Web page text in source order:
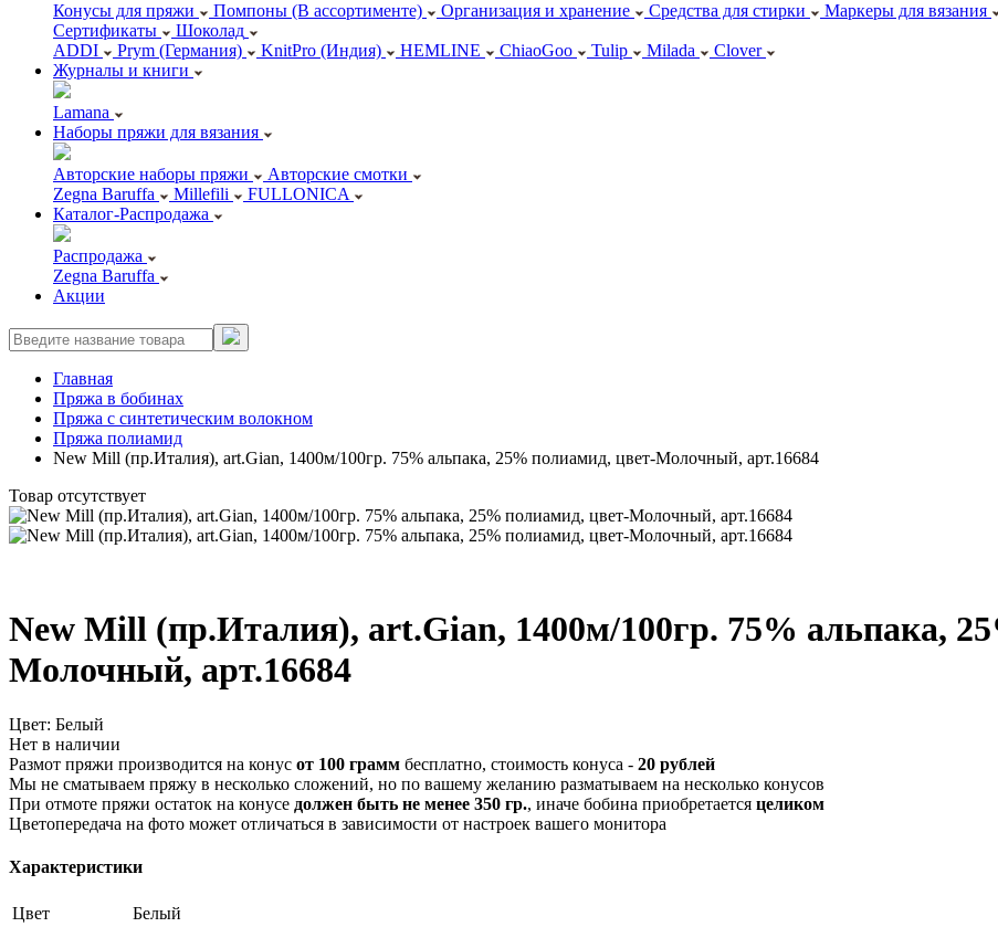
Конусы для пряжи Помпоны (В ассортименте) Организация и хранение Средства для стирки Маркеры для вязания
Сертификаты
Шоколад
ADDI
Prym (Германия) KnitPro (Индия) HEMLINE ChiaoGoo Tulip Milada
Clover
Журналы и книги
Lamana
Наборы пряжи для вязания
Авторские наборы пряжи
Авторские смотки
Zegna Baruffa
Millefili
FULLONICA
Каталог-Распродажа
Распродажа
Zegna Baruffa
Акции
Главная
Пряжа в бобинах
Пряжа с синтетическим волокном
Пряжа полиамид
New Mill (пр.Италия), art.Gian, 1400м/100гр. 75% альпака, 25% полиамид, цвет-Молочный, арт.16684
Товар отсутствует
New Mill (пр.Италия), art.Gian, 1400м/100гр. 75% альпака,
Молочный, арт.16684
Цвет: Белый
Нет в наличии
Размот пряжи производится на конус от 100 грамм бесплатно, стоимость конуса - 20 рублей
Мы не сматываем пряжу в несколько сложений, но по вашему желанию разматываем на несколько конусов
При отмоте пряжи остаток на конусе должен быть не менее 350 гр., иначе бобина приобретается целиком
Цветопередача на фото может отличаться в зависимости от настроек вашего монитора
Характеристики
Цвет
Белый